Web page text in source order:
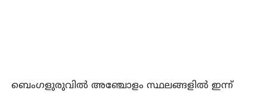
ബെംഗളുരുവില്‍ അഞ്ചോളം സ്ഥലങ്ങളില്‍ ഇന്ന്